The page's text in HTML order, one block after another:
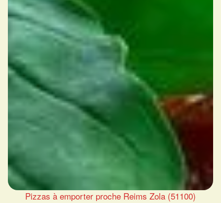
Pizzas à emporter proche Reims Zola (51100)